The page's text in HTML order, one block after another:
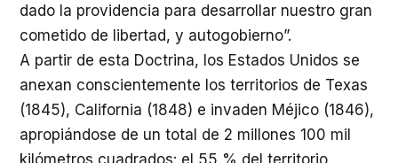
dado la providencia para desarrollar nuestro gran
cometido de libertad, y autogobierno”.
A partir de esta Doctrina, los Estados Unidos se
anexan conscientemente los territorios de Texas
(1845), California (1848) e invaden Méjico (1846),
apropiándose de un total de 2 millones 100 mil
kilómetros cuadrados: el 55 % del territorio